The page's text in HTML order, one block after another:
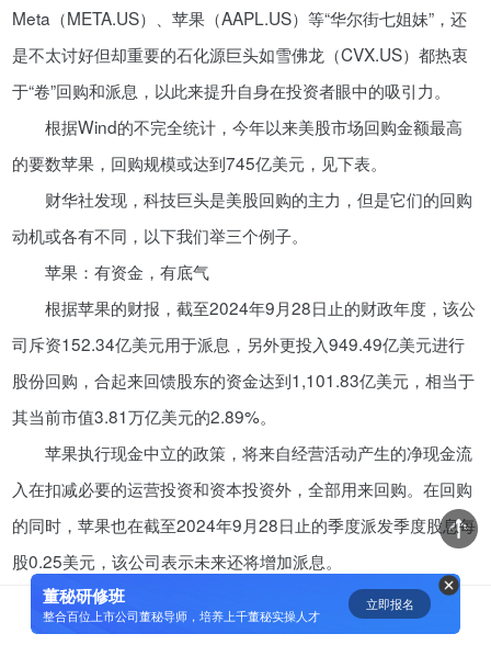
局！（非常值得收藏！）
11-01
模式”！推荐收藏！
08-02
资鲸精选 | 迈瑞医疗上市：是王者
短视频用户规模超2.4亿 商业模式
仍处于探索当中
07-24
腾讯与马化腾：腾讯五虎是如何分
配股权的
08-01
资鲸精选 | Airbnb天使轮融资BP只
有这14页，但足以打动投资人
11-21
Meta（META.US）、苹果（AAPL.US）等“华尔街七姐妹”，还
是不太讨好但却重要的石化源巨头如雪佛龙（CVX.US）都热衷
于“卷”回购和派息，以此来提升自身在投资者眼中的吸引力。
根据Wind的不完全统计，今年以来美股市场回购金额最高
的要数苹果，回购规模或达到745亿美元，见下表。
财华社发现，科技巨头是美股回购的主力，但是它们的回购
动机或各有不同，以下我们举三个例子。
苹果：有资金，有底气
根据苹果的财报，截至2024年9月28日止的财政年度，该公
司斥资152.34亿美元用于派息，另外更投入949.49亿美元进行
股份回购，合起来回馈股东的资金达到1,101.83亿美元，相当于
其当前市值3.81万亿美元的2.89%。
苹果执行现金中立的政策，将来自经营活动产生的净现金流
入在扣减必要的运营投资和资本投资外，全部用来回购。在回购
的同时，苹果也在截至2024年9月28日止的季度派发季度股息每
股0.25美元，该公司表示未来还将增加派息。
苹果为轻资产经营，其主要的制造活动都外包给承包商，例
如富士康和台积电（TSM.US），而仅负责高技术含量的设计与
董秘研修班
整合百位上市公司董秘导师，培养上千董秘实操人才
立即报名